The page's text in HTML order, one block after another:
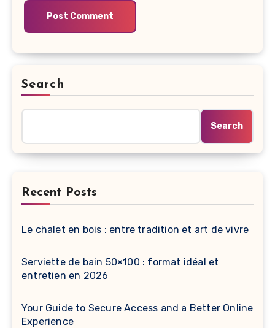
Search
Search
Recent Posts
Le chalet en bois : entre tradition et art de vivre
Serviette de bain 50×100 : format idéal et
entretien en 2026
Your Guide to Secure Access and a Better Online
Experience